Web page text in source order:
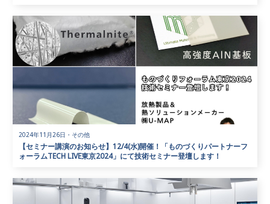
2024年11月26日 ・ その他
【セミナー講演のお知らせ】12/4(水)開催！「ものづくりパートナーフ
ォーラムTECH LIVE東京2024」にて技術セミナー登壇します！